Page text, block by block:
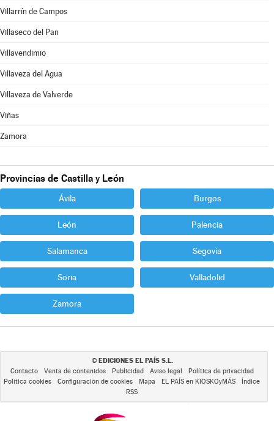
Villarrín de Campos
Villaseco del Pan
Villavendimio
Villaveza del Agua
Villaveza de Valverde
Viñas
Zamora
Provincias de Castilla y León
Ávila Burgos
León Palencia
Salamanca Segovia
Soria Valladolid
Zamora
© EDICIONES EL PAÍS S.L.
Contacto Venta de contenidos Publicidad Aviso legal
Política de privacidad
Política cookies
Configuración de cookies Mapa EL PAÍS en KIOSKOyMÁS
Índice
RSS